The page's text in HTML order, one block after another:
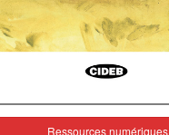
Ressources numériques